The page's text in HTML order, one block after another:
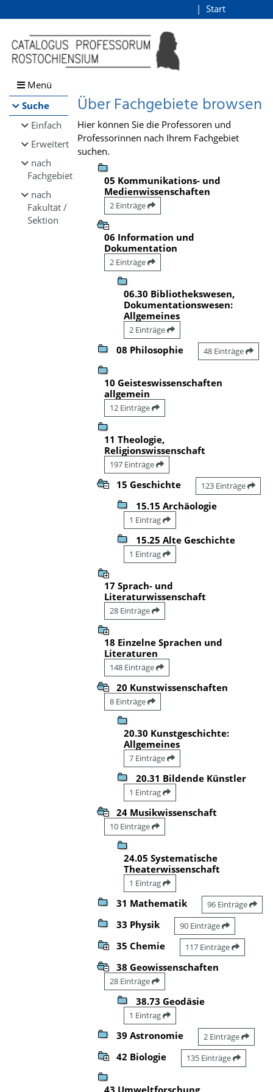
Browsen
direkt zum Inhalt
Start
Menü
Suche
Einfach
Erweitert
nach
Fachgebiet
nach
Fakultät /
Sektion
Über Fachgebiete browsen
Hier können Sie die Professoren und
Professorinnen nach Ihrem Fachgebiet
suchen.
05 Kommunikations- und
Medienwissenschaften
2 Einträge
06 Information und
Dokumentation
2 Einträge
06.30 Bibliothekswesen,
Dokumentationswesen:
Allgemeines
2 Einträge
08 Philosophie 48 Einträge
10 Geisteswissenschaften
allgemein
12 Einträge
11 Theologie,
Religionswissenschaft
197 Einträge
15 Geschichte 123 Einträge
15.15 Archäologie
1 Eintrag
15.25 Alte Geschichte
1 Eintrag
17 Sprach- und
Literaturwissenschaft
28 Einträge
18 Einzelne Sprachen und
Literaturen
148 Einträge
20 Kunstwissenschaften
8 Einträge
20.30 Kunstgeschichte:
Allgemeines
7 Einträge
20.31 Bildende Künstler
1 Eintrag
24 Musikwissenschaft
10 Einträge
24.05 Systematische
Theaterwissenschaft
1 Eintrag
31 Mathematik 96 Einträge
33 Physik 90 Einträge
35 Chemie 117 Einträge
38 Geowissenschaften
28 Einträge
38.73 Geodäsie
1 Eintrag
39 Astronomie 2 Einträge
42 Biologie 135 Einträge
43 Umweltforschung,